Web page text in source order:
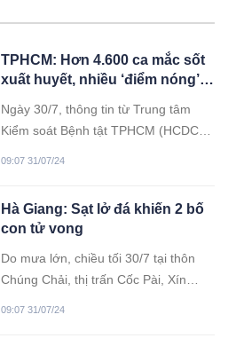
TPHCM: Hơn 4.600 ca mắc sốt
xuất huyết, nhiều ‘điểm nóng’
Ngày 30/7, thông tin từ Trung tâm
Kiểm soát Bệnh tật TPHCM (HCDC)
09:07 31/07/24
Hà Giang: Sạt lở đá khiến 2 bố
con tử vong
Do mưa lớn, chiều tối 30/7 tại thôn
Chúng Chải, thị trấn Cốc Pài, Xín
09:07 31/07/24